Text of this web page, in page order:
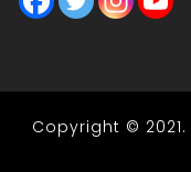
Copyright © 2021.